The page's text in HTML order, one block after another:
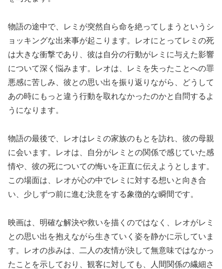
物語の途中で、レミが突然自ら命を絶ってしまうというシ
ョッキングな出来事が起こります。レオにとってレミの死
は大きな衝撃であり、彼は自分の行動がレミに与えた影響
について深く悩みます。レオは、レミを失ったことへの罪
悪感に苦しみ、彼との思い出を振り返りながら、どうして
あの時にもっと違う行動を取れなかったのかと自問するよ
うになります。
物語の最後で、レオはレミの家族のもとを訪れ、彼の母親
に会います。レオは、自分がレミとの関係で感じていた感
情や、彼の死についての悔いを正直に伝えようとします。
この場面は、レオが心の中でレミに対する想いと向き合
い、少しずつ前に進む決意をする象徴的な瞬間です。
映画は、明確な解決や救いを描くのではなく、レオがレミ
との思い出を抱えながら生きていく姿を静かに示していま
す。レオの歩みは、二人の友情が決して無意味ではなかっ
たことを示しており、観客に対しても、人間関係の繊細さ